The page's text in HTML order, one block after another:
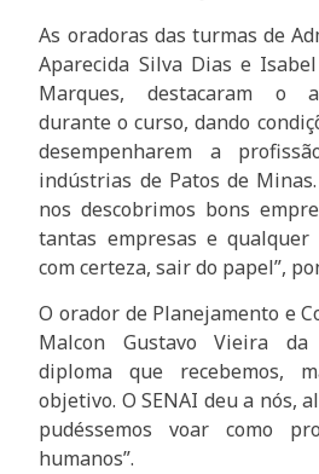
As oradoras das turmas de
Aparecida Silva Dias e
Marques, destacaram o
durante o curso, dando
desempenharem a
indústrias de Patos de
nos descobrimos bons
tantas empresas e qualquer
com certeza, sair do papel”,
O orador de Planejamento e
Malcon Gustavo Vieira
diploma que recebemos,
objetivo. O SENAI deu a nós,
pudéssemos voar como
humanos”.